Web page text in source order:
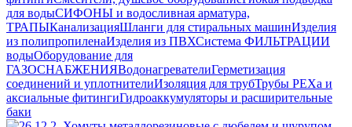
для водыСИФОНЫ и водосливная арматура,
ТРАПЫКанализацияШланги для стиральных машинИзделия
из полипропиленаИзделия из ПВХСистема ФИЛЬТРАЦИИ
водыОборудование для
ГАЗОСНАБЖЕНИЯВодонагревателиГерметизация
соединений и уплотнителиИзоляция для трубТрубы PEXa и
аксиальные фитингиГидроаккумуляторы и расширительные
баки